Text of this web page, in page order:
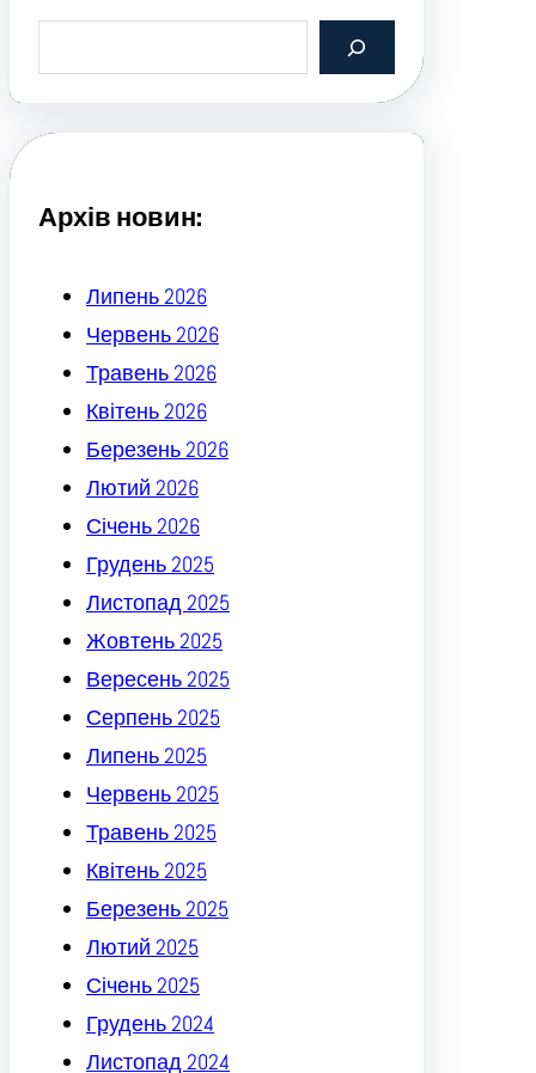
a
c
Архів новин:
Липень 2026
Червень 2026
Травень 2026
Квітень 2026
Березень 2026
Лютий 2026
Січень 2026
Грудень 2025
Листопад 2025
Жовтень 2025
Вересень 2025
Серпень 2025
Липень 2025
Червень 2025
Травень 2025
Квітень 2025
Березень 2025
Лютий 2025
Січень 2025
Грудень 2024
Листопад 2024